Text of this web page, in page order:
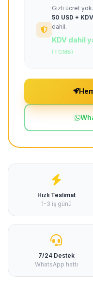
Gizli ücret
50 USD + KDV
dahil.
KDV dahil
(TCMB)
Hızlı Teslimat
1-3 iş günü
7/24 Destek
WhatsApp hattı